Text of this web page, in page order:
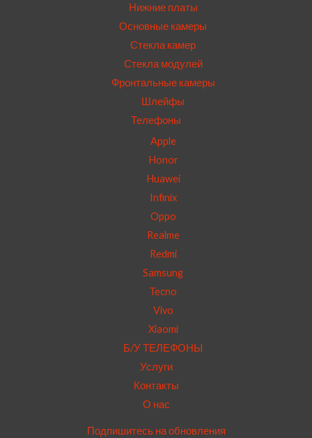
Нижние платы
Основные камеры
Стекла камер
Стекла модулей
Фронтальные камеры
Шлейфы
Телефоны
Apple
Honor
Huawei
Infinix
Oppo
Realme
Redmi
Samsung
Tecno
Vivo
Xiaomi
Б/У ТЕЛЕФОНЫ
Услуги
Контакты
О нас
Подпишитесь на обновления